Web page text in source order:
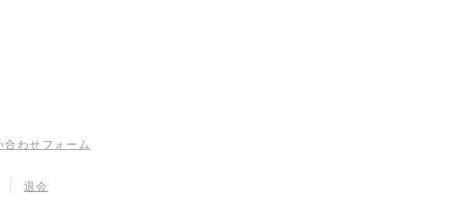
合わせフォーム
退会